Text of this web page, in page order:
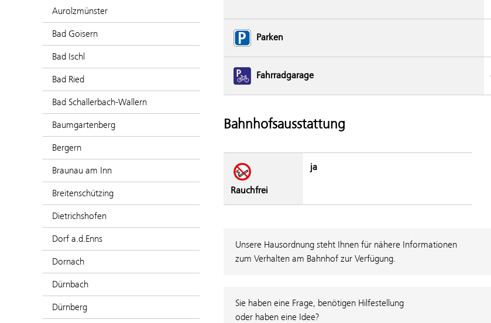
Aurolzmünster
Bad Goisern
Bad Ischl
Bad Ried
Bad Schallerbach-Wallern
Baumgartenberg
Bergern
Braunau am Inn
Breitenschützing
Dietrichshofen
Dorf a.d.Enns
Dornach
Dürnbach
Dürnberg
Parken
Fahrradgarage
Bahnhofsausstattung
Rauchfrei
ja
Unsere Hausordnung steht Ihnen für nähere Informationen
zum Verhalten am Bahnhof zur Verfügung.
Sie haben eine Frage, benötigen Hilfestellung
oder haben eine Idee?